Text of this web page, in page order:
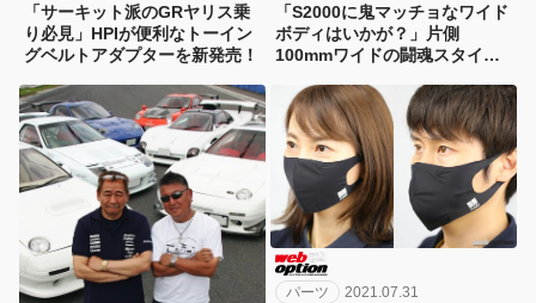
「サーキット派のGRヤリス乗
り必見」HPIが便利なトーイン
グベルトアダプターを新発売！
「S2000に鬼マッチョなワイド
ボディはいかが？」片側
100mmワイドの闘魂スタイル
パーツ 2021.07.31